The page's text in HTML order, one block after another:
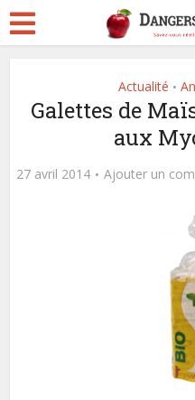
Actualité •
Galettes de
aux
27 avril 2014 Ajouter un